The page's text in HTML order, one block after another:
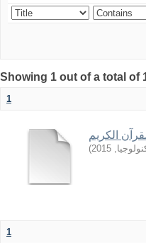
Showing 1 out of a total of
1
الكريم
,
2015
)
1